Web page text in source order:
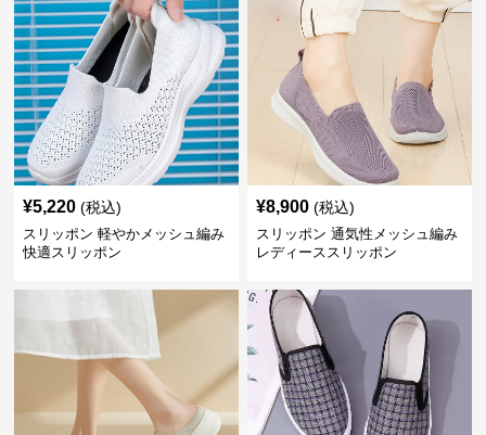
¥5,220 (税込)
スリッポン 軽やかメッシュ編み
快適スリッポン
¥8,900 (税込)
スリッポン 通気性メッシュ編み
レディーススリッポン